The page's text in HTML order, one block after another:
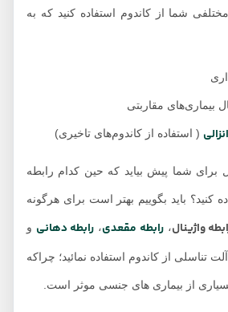
شما از کاندوم استفاده کنید که به
مقاربتی
( استفاده از کاندوم‌های تاخیری)
شما پیش بیاید که حین کدام رابطه
باید بگوییم بهتر است برای هرگونه
،رابطه مقعدی،رابطه دهانیو
از کاندوم استفاده نمائید؛ چراکه
از بیماری های جنسی موثر است.